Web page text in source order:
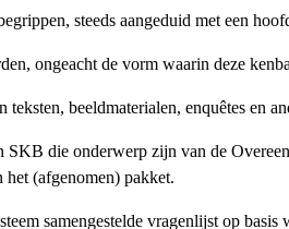
steeds aangeduid met een
ongeacht de vorm waarin deze
beeldmaterialen, enquêtes en
die onderwerp zijn van de
(afgenomen) pakket.
samengestelde vragenlijst op